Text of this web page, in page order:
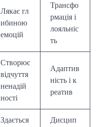
Лякає гл
ибиною
емоцій
Трансфо
рмація і
лояльніс
ть
Створює
відчуття
ненадій
ності
Адаптив
ність і к
реатив
Здається
Дисцип